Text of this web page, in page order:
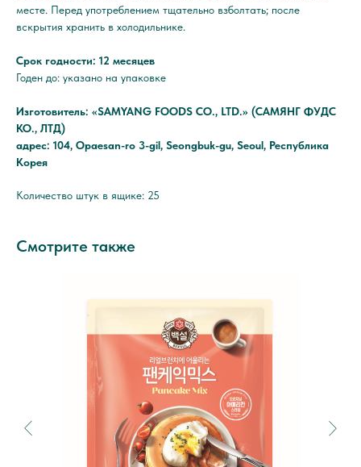
месте. Перед употреблением тщательно взболтать; после
вскрытия хранить в холодильнике.
Срок годности: 12 месяцев
Годен до: указано на упаковке
Изготовитель: «SAMYANG FOODS CO., LTD.» (САМЯНГ ФУДС
КО., ЛТД)
адрес: 104, Opaesan-ro 3-gil, Seongbuk-gu, Seoul, Республика
Корея
Количество штук в ящике: 25
Смотрите также